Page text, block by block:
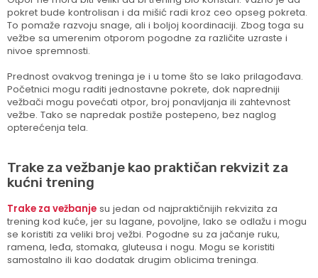
pokret bude kontrolisan i da mišić radi kroz ceo opseg pokreta.
To pomaže razvoju snage, ali i boljoj koordinaciji. Zbog toga su
vežbe sa umerenim otporom pogodne za različite uzraste i
nivoe spremnosti.
Prednost ovakvog treninga je i u tome što se lako prilagođava.
Početnici mogu raditi jednostavne pokrete, dok napredniji
vežbači mogu povećati otpor, broj ponavljanja ili zahtevnost
vežbe. Tako se napredak postiže postepeno, bez naglog
opterećenja tela.
Trake za vežbanje kao praktičan rekvizit za
kućni trening
Trake za vežbanje su jedan od najpraktičnijih rekvizita za
trening kod kuće, jer su lagane, povoljne, lako se odlažu i mogu
se koristiti za veliki broj vežbi. Pogodne su za jačanje ruku,
ramena, leđa, stomaka, gluteusa i nogu. Mogu se koristiti
samostalno ili kao dodatak drugim oblicima treninga.